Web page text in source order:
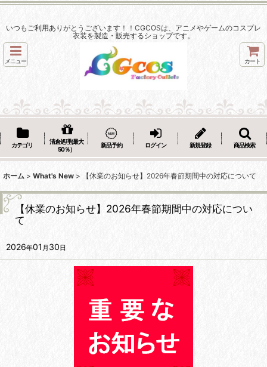
いつもご利用ありがとうございます！！CGCOSは、アニメやゲームのコスプレ
衣装を製造・販売するショップです。
メニュー カート
カテゴリ
清倉処理(最大
50％）
新品予約 ログイン 新規登録 商品検索
ホーム > What's New > ‌【休業のお知らせ】2026年春節期間中の対応について
‌【休業のお知らせ】2026年春節期間中の対応につい
て
2026年01 月 30日